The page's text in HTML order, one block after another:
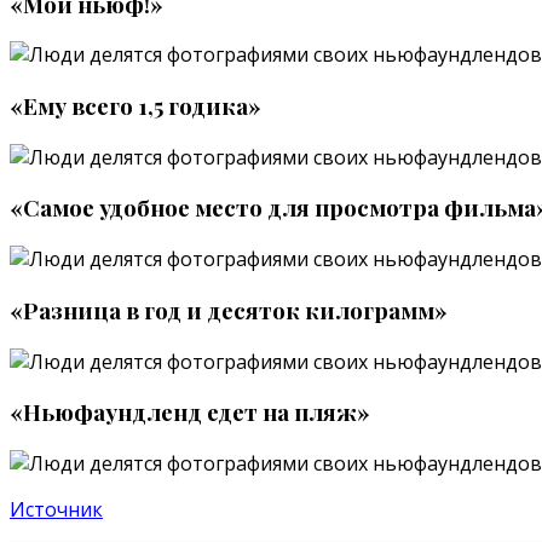
«Ему всего 1,5 годика»
«Самое удобное место для просмотра
«Разница в год и десяток килограмм»
«Ньюфаундленд едет на пляж»
Источник